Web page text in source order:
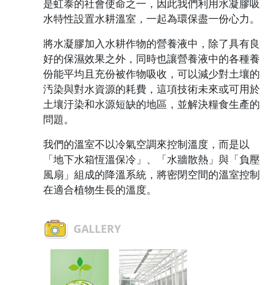
是虹泰的社會使命之一，因此我們利用水凝膠吸
水特性設置水耕溫室，一起為環保盡一份心力。
將水凝膠加入水耕作物的營養液中，除了具有良
好的保濕效果之外，同時也讓營養液中的各種養
份能平均且充份被作物吸收，可以減少對土壤的
汚染與對水資源的耗費，這項技術未來或可用於
土壤汙染和水源短缺的地區，並解決糧食生產的
問題。
我們的溫室不以冷氣空調來控制溫度，而是以
「地下水箱恆溫保冷」、「水牆散熱」與「負壓
風扇」組成的降溫系統，將密閉空間的溫室控制
在適合植物生長的溫度。